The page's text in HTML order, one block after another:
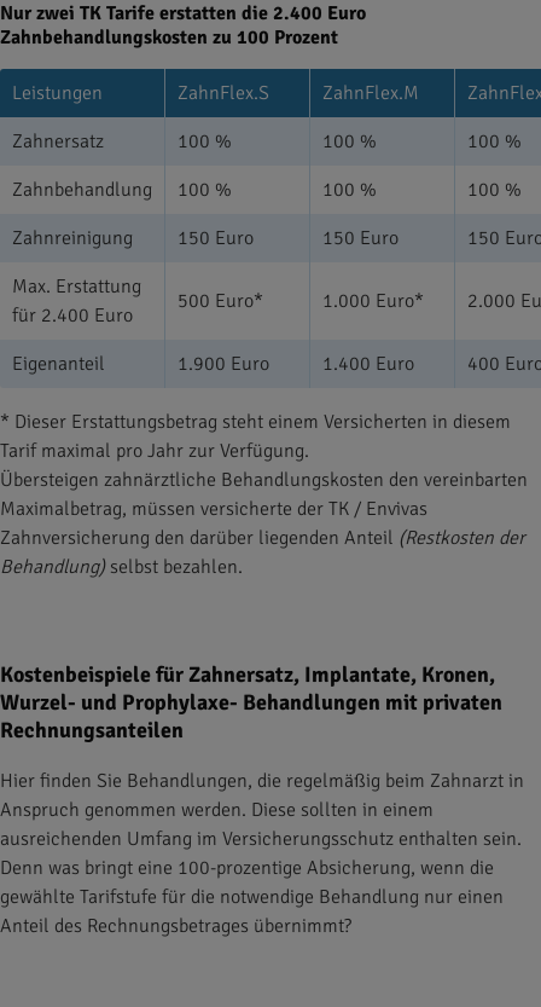
Nur zwei TK Tarife erstatten die 2.400 Euro
Zahnbehandlungskosten zu 100 Prozent
Leistungen ZahnFlex.S ZahnFlex.M
Zahnersatz
100 % 100 %
100 %
Zahnbehandlung
100 % 100 %
100 %
Zahnreinigung
150 Euro 150 Euro
150
Max. Erstattung
für 2.400 Euro
500 Euro* 1.000 Euro* 2.000
Eigenanteil 1.900 Euro 1.400 Euro 400
* Dieser Erstattungsbetrag steht einem Versicherten in diesem
Tarif maximal pro Jahr zur Verfügung.
Übersteigen zahnärztliche Behandlungskosten den vereinbarten
Maximalbetrag, müssen versicherte der TK / Envivas
Zahnversicherung den darüber liegenden Anteil (Restkosten der
Behandlung)selbst bezahlen.
Kostenbeispiele für Zahnersatz, Implantate, Kronen,
Wurzel- und Prophylaxe- Behandlungen mit privaten
Rechnungsanteilen
Hier finden Sie Behandlungen, die regelmäßig beim Zahnarzt in
Anspruch genommen werden. Diese sollten in einem
ausreichenden Umfang im Versicherungsschutz enthalten sein.
Denn was bringt eine 100-prozentige Absicherung, wenn die
gewählte Tarifstufe für die notwendige Behandlung nur einen
Anteil des Rechnungsbetrages übernimmt?